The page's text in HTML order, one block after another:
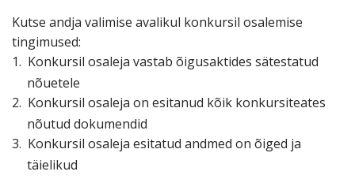
Kutse andja valimise avalikul konkursil osalemise
tingimused:
1. Konkursil osaleja vastab õigusaktides sätestatud
nõuetele
2. Konkursil osaleja on esitanud kõik konkursiteates
nõutud dokumendid
3. Konkursil osaleja esitatud andmed on õiged ja
täielikud